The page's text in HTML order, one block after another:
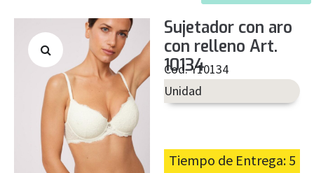
Sujetador con aro
con relleno Art.
10134
Cod. Y10134
Unidad
Tiempo de Entrega: 5